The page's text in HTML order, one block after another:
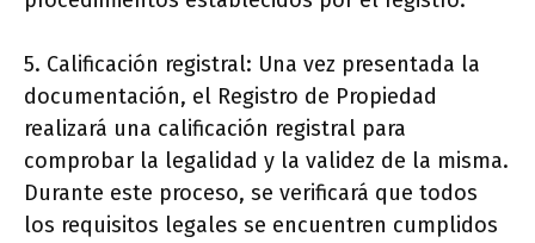
5. Calificación registral: Una vez presentada la
documentación, el Registro de Propiedad
realizará una calificación registral para
comprobar la legalidad y la validez de la misma.
Durante este proceso, se verificará que todos
los requisitos legales se encuentren cumplidos